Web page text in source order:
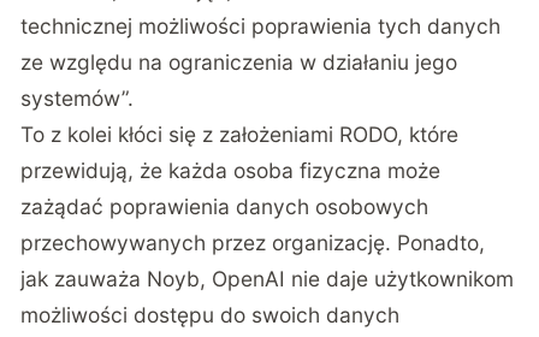
technicznej możliwości poprawienia tych danych
ze względu na ograniczenia w działaniu jego
systemów”.
To z kolei kłóci się z założeniami RODO, które
przewidują, że każda osoba fizyczna może
zażądać poprawienia danych osobowych
przechowywanych przez organizację. Ponadto,
jak zauważa Noyb, OpenAI nie daje użytkownikom
możliwości dostępu do swoich danych